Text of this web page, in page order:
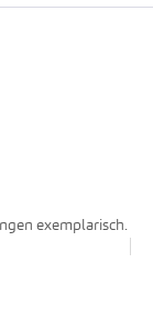
exemplarisch.